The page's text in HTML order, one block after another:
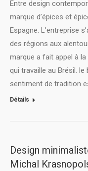
Entre design
marque d’épices et
Espagne. L’entreprise
des régions aux
marque a fait appel à
qui travaille au Brésil. le
sentiment de tradition
Détails
Design
Michal